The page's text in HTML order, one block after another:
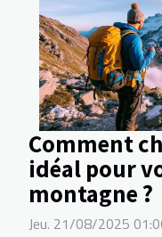
Comment
idéal pour
montagne ?
Jeu. 21/08/2025